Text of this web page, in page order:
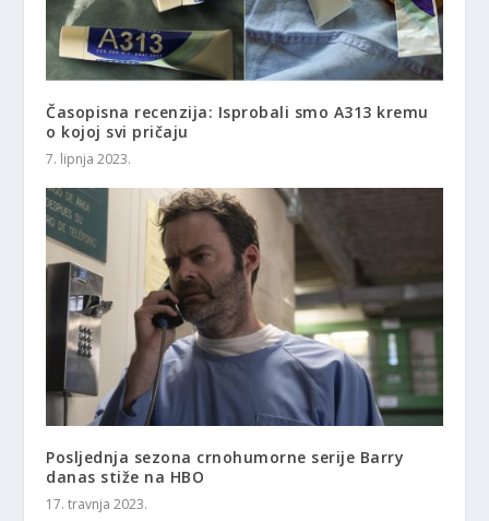
Časopisna recenzija: Isprobali smo A313 kremu
o kojoj svi pričaju
7. lipnja 2023.
Posljednja sezona crnohumorne serije Barry
danas stiže na HBO
17. travnja 2023.